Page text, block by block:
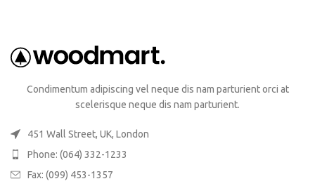
Condimentum adipiscing vel neque dis nam parturient orci at
scelerisque neque dis nam parturient.
451 Wall Street, UK, London
Phone: (064) 332-1233
Fax: (099) 453-1357